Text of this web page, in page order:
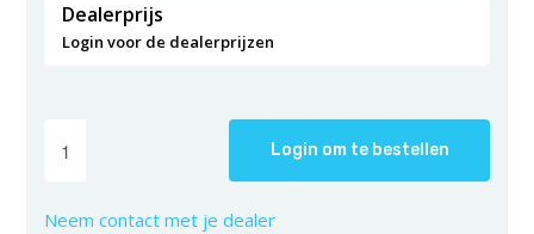
Dealerprijs
Login voor de dealerprijzen
Login om te bestellen
Neem contact met je dealer